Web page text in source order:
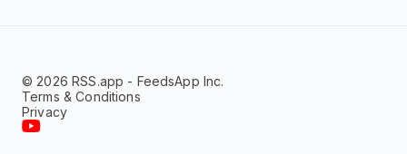
© 2026 RSS.app - FeedsApp Inc.
Terms & Conditions
Privacy